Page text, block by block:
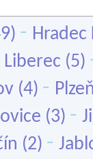
- Hradec
Liberec (5)
(4) -
(3) -
(2) -